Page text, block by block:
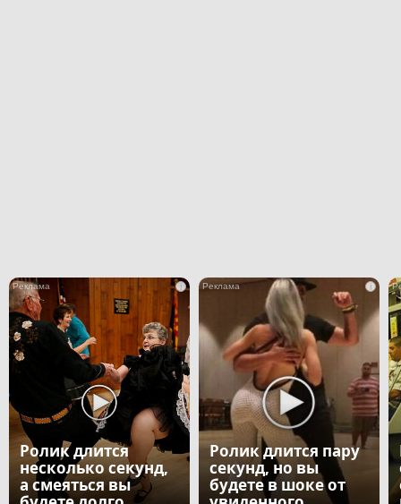
i
Ролик длится
несколько секунд,
а смеяться вы
i
Ролик длится пару
секунд, но вы
будете в шоке от